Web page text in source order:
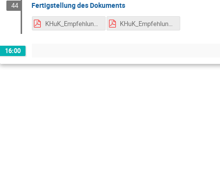
44 Fertigstellung des Dokuments
KHuK_Empfehlungen_GA_13102023.pdf KHuK_Empfehlungen_Strategiegespräch02022023.pdf
16:00